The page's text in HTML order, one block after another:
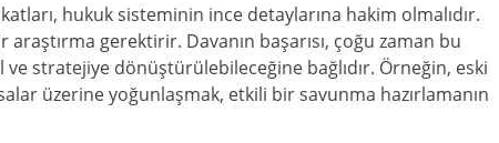
hukuk sisteminin ince detaylarına hakim olmalıdır.
gerektirir. Davanın başarısı, çoğu zaman bu
stratejiye dönüştürülebileceğine bağlıdır. Örneğin, eski
üzerine yoğunlaşmak, etkili bir savunma hazırlamanın